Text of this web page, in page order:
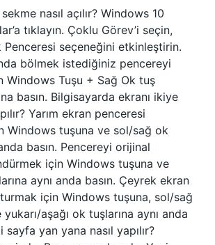
nasıl açılır? Windows 10
tıklayın. Çoklu Görev’i seçin,
Penceresi seçeneğini etkinleştirin.
bölmek istediğiniz pencereyi
Windows Tuşu + Sağ Ok tuş
basın. Bilgisayarda ekranı ikiye
Yarım ekran penceresi
Windows tuşuna ve sol/sağ ok
basın. Pencereyi orijinal
için Windows tuşuna ve
aynı anda basın. Çeyrek ekran
için Windows tuşuna, sol/sağ
aşağı ok tuşlarına aynı anda
sayfa yan yana nasıl yapılır?